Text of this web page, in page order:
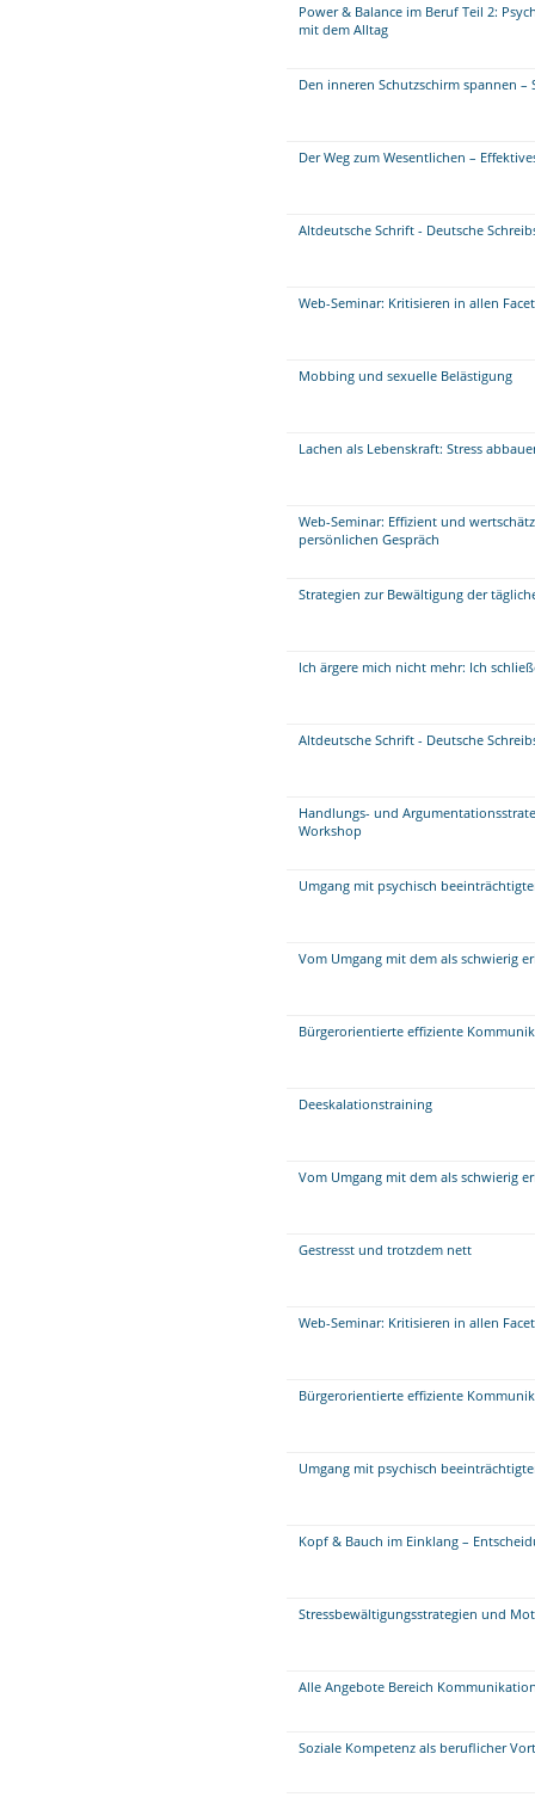
Power & Balance im Beruf Teil 2:
mit dem Alltag
Den inneren Schutzschirm spannen –
Der Weg zum Wesentlichen –
Altdeutsche Schrift - Deutsche
Web-Seminar: Kritisieren in allen
Mobbing und sexuelle Belästigung
Lachen als Lebenskraft: Stress
Web-Seminar: Effizient und
persönlichen Gespräch
Strategien zur Bewältigung der
Ich ärgere mich nicht mehr: Ich
Altdeutsche Schrift - Deutsche
Handlungs- und
Workshop
Umgang mit psychisch
Vom Umgang mit dem als schwierig
Bürgerorientierte effiziente
Deeskalationstraining
Vom Umgang mit dem als schwierig
Gestresst und trotzdem nett
Web-Seminar: Kritisieren in allen
Bürgerorientierte effiziente
Umgang mit psychisch
Kopf & Bauch im Einklang –
Stressbewältigungsstrategien und
Alle Angebote Bereich
Soziale Kompetenz als beruflicher